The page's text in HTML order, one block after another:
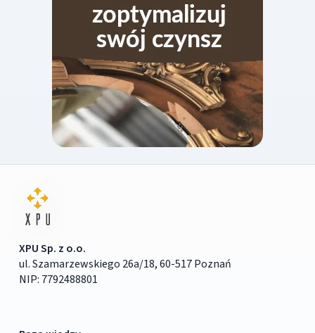
XPU Sp. z o.o.
ul. Szamarzewskiego 26a/18, 60-517 Poznań
NIP: 7792488801